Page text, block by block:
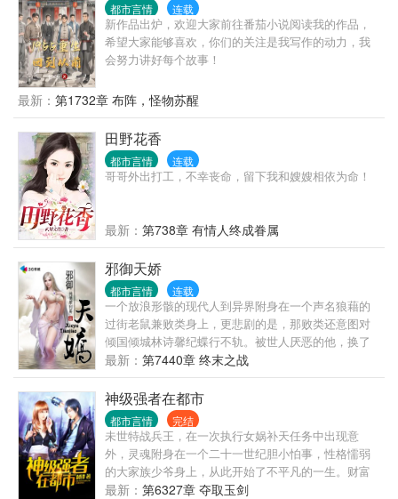
都市言情 连载
新作品出炉，欢迎大家前往番茄小说阅读我的作品，
希望大家能够喜欢，你们的关注是我写作的动力，我
会努力讲好每个故事！
最新： 第1732章 布阵，怪物苏醒
田野花香
都市言情 连载
哥哥外出打工，不幸丧命，留下我和嫂嫂相依为命！
最新： 第738章 有情人终成眷属
邪御天娇
都市言情 连载
一个放浪形骸的现代人到异界附身在一个声名狼藉的
过街老鼠兼败类身上，更悲剧的是，那败类还意图对
倾国倾城林诗馨纪蝶行不轨。被世人厌恶的他，换了
一个灵魂之后又将会如何？再次面对对他厌恶至极的
天之骄女林诗馨和纪蝶，华丽的蜕变之后的他又让她
作何感想？ 且看叶楚如何在一条充满荆棘的道路上，
踏出一个个惊世骇俗的脚印！搅动风云，邪御天娇！
以奇特的手法，打造一个截然不同的玄幻世界，带给
大家不一样的感受。
最新： 第7440章 终末之战
神级强者在都市
都市言情 完结
未世特战兵王，在一次执行女娲补天任务中出现意
外，灵魂附身在一个二十一世纪胆小怕事，性格懦弱
的大家族少爷身上，从此开始了不平凡的一生。财富
手中握，美人怀里揉，敌人脚下踩。
最新： 第6327章 夺取玉剑